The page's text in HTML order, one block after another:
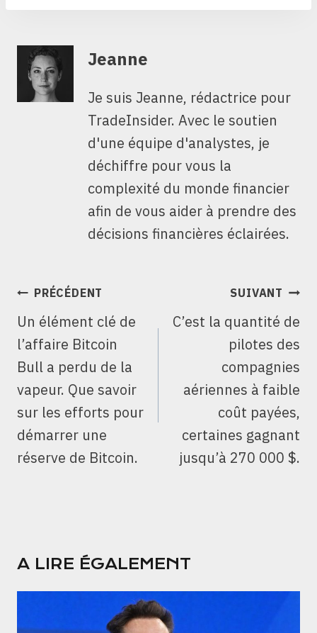
Jeanne
Je suis Jeanne, rédactrice pour
TradeInsider. Avec le soutien
d'une équipe d'analystes, je
déchiffre pour vous la
complexité du monde financier
afin de vous aider à prendre des
décisions financières éclairées.
NAVIGATION
L’ARTICLE
PRÉCÉDENT
Un élément clé de
l’affaire Bitcoin
Bull a perdu de la
vapeur. Que savoir
sur les efforts pour
démarrer une
réserve de Bitcoin.
SUIVANT
C’est la quantité de
pilotes des
compagnies
aériennes à faible
coût payées,
certaines gagnant
jusqu’à 270 000 $.
A LIRE ÉGALEMENT